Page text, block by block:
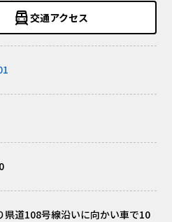
交通アクセス
県道108号線沿いに向かい車で10